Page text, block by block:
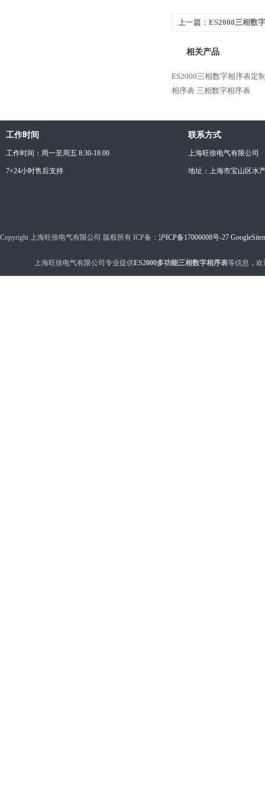
上一篇： ES2000三相数
相关产品
ES2000三相数字相序表定
相序表 三相数字相序表
工作时间
工作时间：周一至周五 8:30-18:00
7×24小时售后支持
联系方式
上海旺徐电气有限公司
地址：上海市宝山区水
Copyright 上海旺徐电气有限公司 版权所有 ICP备： 沪ICP备17006008号-27
上海旺徐电气有限公司专业提供ES2000多功能三相数字相序表等信息，欢